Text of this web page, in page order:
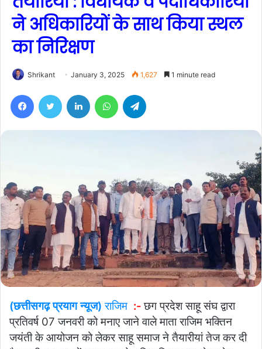
ने अधिकारियों के साथ किया स्थल
का निरिक्षण
Shrikant January 3, 2025 1,627 1 minute read
(छत्तीसगढ़ प्रयाग न्यूज)राजिम :- छग प्रदेश साहू संघ द्वारा
प्रतिवर्ष 07 जनवरी को मनाए जाने वाले माता राजिम भक्तिन
जयंती के आयोजन को लेकर साहू समाज ने तैयारीयां तेज कर दी